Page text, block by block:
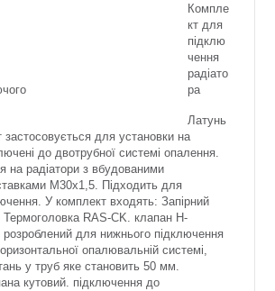
Компле
кт для
підклю
чення
радіато
ра
Латунь
для установки на
до двотрубної системі опалення.
на радіатори з вбудованими
M30x1,5. Підходить для
У комплект входять: Запірний
Термоголовка RAS-CK. клапан Н-
розроблений для нижнього підключення
опалювальній системі,
у труб яке становить 50 мм.
кутовий. підключення до